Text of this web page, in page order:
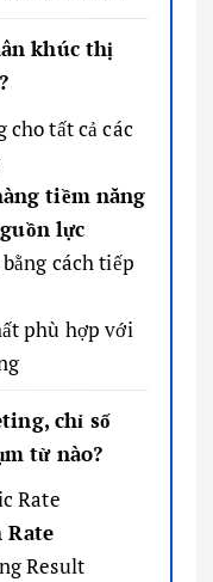
khúc thị
cho tất cả các
tiềm năng
lực
cách tiếp
phù hợp với
chỉ số
từ nào?
Rate
Rate
Result